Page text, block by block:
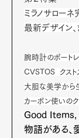
Pen
ミラノサロー
最新デザイン、
腕時計のポー
CVSTOS クスト
大胆な美学から生
カーボン使いのク
Good Items,
物語がある、